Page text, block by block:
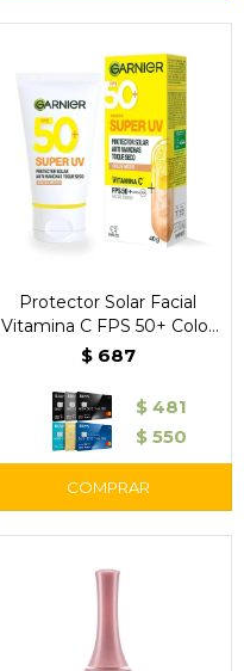
Protector Solar Facial
Vitamina C FPS 50+ Color
Medio 40 g - Garnier Skin
$ 687
$ 481
$ 550